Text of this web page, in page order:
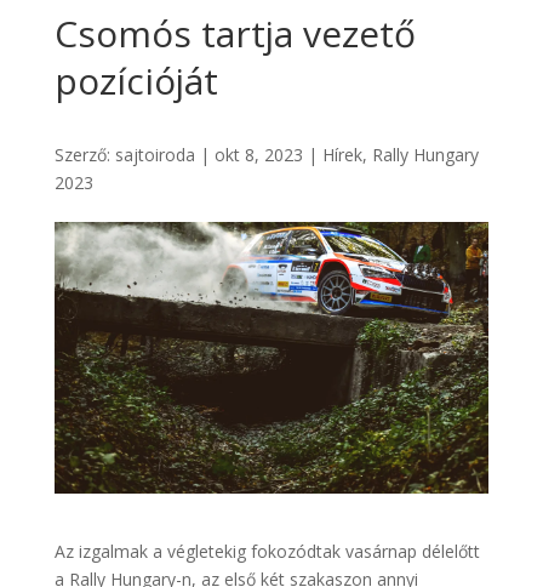
Csomós tartja vezető
pozícióját
Szerző: sajtoiroda | okt 8, 2023 | Hírek, Rally Hungary
2023
Az izgalmak a végletekig fokozódtak vasárnap délelőtt
a Rally Hungary-n, az első két szakaszon annyi